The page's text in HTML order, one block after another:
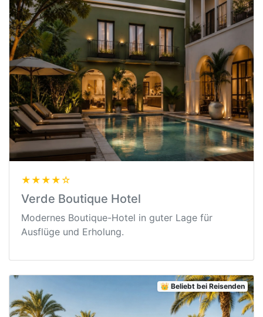
★★★★☆
Verde Boutique Hotel
Modernes Boutique-Hotel in guter Lage für
Ausflüge und Erholung.
👑 Beliebt bei Reisenden